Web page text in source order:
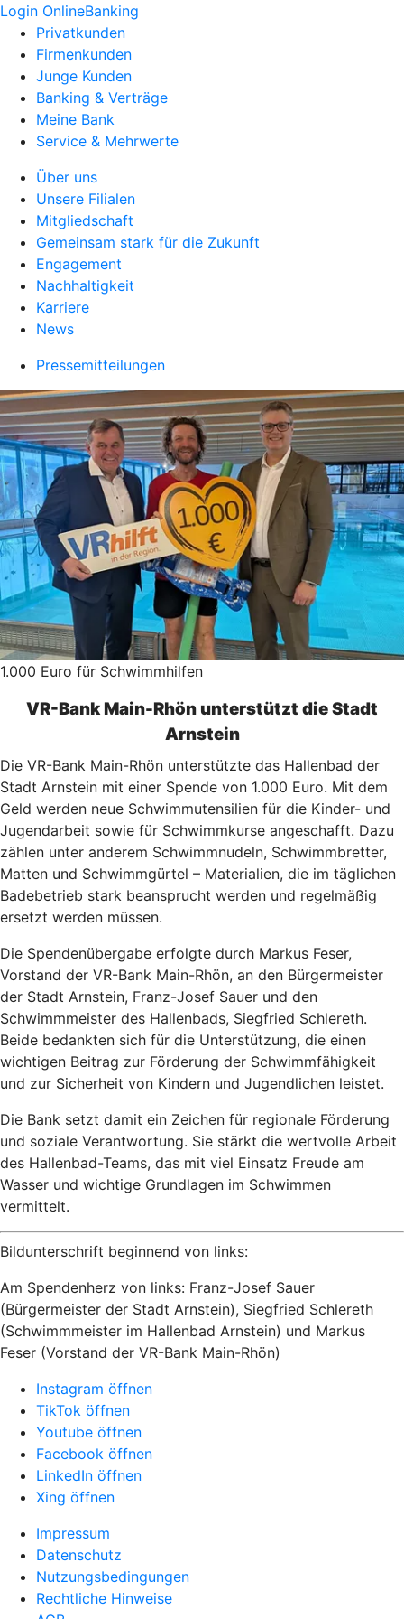
Login OnlineBanking
Privatkunden
Firmenkunden
Junge Kunden
Banking & Verträge
Meine Bank
Service & Mehrwerte
Über uns
Unsere Filialen
Mitgliedschaft
Gemeinsam stark für die Zukunft
Engagement
Nachhaltigkeit
Karriere
News
Pressemitteilungen
1.000 Euro für Schwimmhilfen
VR-Bank Main-Rhön unterstützt die Stadt
Arnstein
Die VR-Bank Main-Rhön unterstützte das Hallenbad der
Stadt Arnstein mit einer Spende von 1.000 Euro. Mit dem
Geld werden neue Schwimmutensilien für die Kinder- und
Jugendarbeit sowie für Schwimmkurse angeschafft. Dazu
zählen unter anderem Schwimmnudeln, Schwimmbretter,
Matten und Schwimmgürtel – Materialien, die im täglichen
Badebetrieb stark beansprucht werden und regelmäßig
ersetzt werden müssen.
Die Spendenübergabe erfolgte durch Markus Feser,
Vorstand der VR-Bank Main-Rhön, an den Bürgermeister
der Stadt Arnstein, Franz-Josef Sauer und den
Schwimmmeister des Hallenbads, Siegfried Schlereth.
Beide bedankten sich für die Unterstützung, die einen
wichtigen Beitrag zur Förderung der Schwimmfähigkeit
und zur Sicherheit von Kindern und Jugendlichen leistet.
Die Bank setzt damit ein Zeichen für regionale Förderung
und soziale Verantwortung. Sie stärkt die wertvolle Arbeit
des Hallenbad-Teams, das mit viel Einsatz Freude am
Wasser und wichtige Grundlagen im Schwimmen
vermittelt.
Bildunterschrift beginnend von links:
Am Spendenherz von links: Franz-Josef Sauer
(Bürgermeister der Stadt Arnstein), Siegfried Schlereth
(Schwimmmeister im Hallenbad Arnstein) und Markus
Feser (Vorstand der VR-Bank Main-Rhön)
Instagram öffnen
TikTok öffnen
Youtube öffnen
Facebook öffnen
LinkedIn öffnen
Xing öffnen
Impressum
Datenschutz
Nutzungsbedingungen
Rechtliche Hinweise